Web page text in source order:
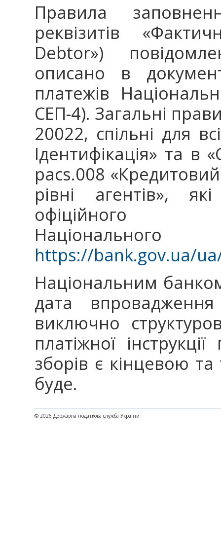
Правила
реквізитів
Debtor»)
описано в
платежів
СЕП-4). Загальні
20022, спільні для
Ідентифікація» та в
pacs.008
рівні агентів»,
офіційного
https://bank.gov.ua/
Національним
дата
виключно
платіжної
зборів є кінцевою
буде.
© 2026 Державна податкова служба України